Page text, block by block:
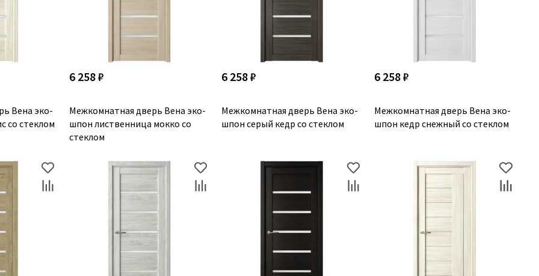
Вена эко-
со стеклом
6 258 ₽
Межкомнатная дверь Вена эко-
шпон лиственница мокко со
стеклом
6 258 ₽
Межкомнатная дверь Вена эко-
шпон серый кедр со стеклом
6 258 ₽
Межкомнатная дверь Вена эко-
шпон кедр снежный со стеклом